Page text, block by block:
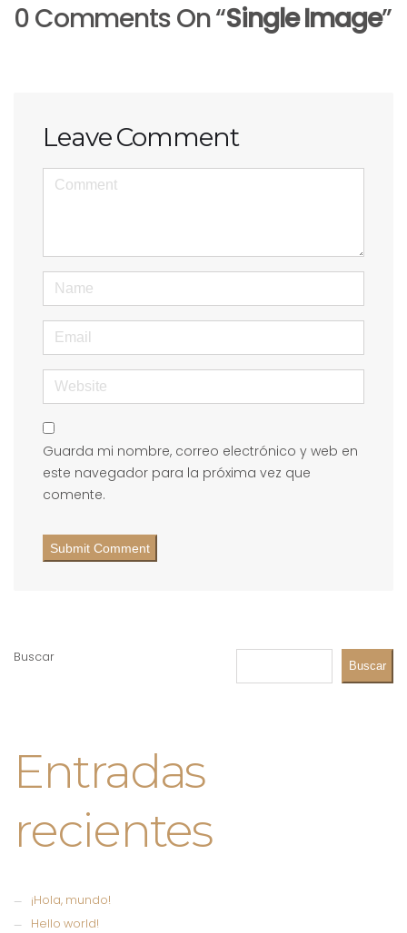
0 Comments On “Single Image”
Leave Comment
<b>Comment</b> ( * )
Name
Email
Website
Guarda mi nombre, correo electrónico y web en
este navegador para la próxima vez que
comente.
Buscar
Buscar
Entradas
recientes
¡Hola, mundo!
Hello world!